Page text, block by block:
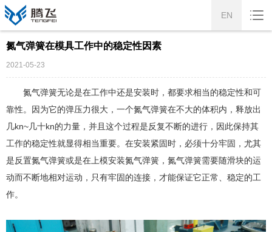
EN
氮气弹簧在模具工作中的稳定性因素
2021-05-23
氮气弹簧无论是在工作中还是安装时，都要求相当的稳定性和可
靠性。因为它的弹压力很大，一个氮气弹簧在不大的体积内，释放出
几kn~几十kn的力量，并且这个过程是反复不断的进行，因此保持其
工作的稳定性就显得相当重要。在安装紧固时，必须十分牢固，尤其
是反置氮气弹簧或是在上模安装氮气弹簧，氮气弹簧需要随滑块的运
动而不断地相对运动，只有牢固的连接，才能保证它正常、稳定的工
作。